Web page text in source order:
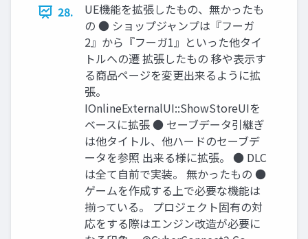
28.
UE機能を拡張したもの、無かったも
の ● ショップジャンプは『フーガ
2』から『フーガ1』といった他タイ
トルへの遷 拡張したもの 移や表示す
る商品ページを変更出来るように拡
張。
IOnlineExternalUI::ShowStoreUIを
ベースに拡張 ● セーブデータ引継ぎ
は他タイトル、他ハードのセーブデ
ータを参照 出来る様に拡張。 ● DLC
は全て自前で実装。 無かったもの ●
ゲームを作成する上で必要な機能は
揃っている。 プロジェクト固有の対
応をする際はエンジン改造が必要に